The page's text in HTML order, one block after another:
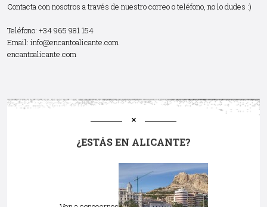
Contacta con nosotros a través de nuestro correo o teléfono, no lo dudes :)
Teléfono: +34 965 981 154
Email: info@encantoalicante.com
encantoalicante.com
¿ESTÁS EN ALICANTE?